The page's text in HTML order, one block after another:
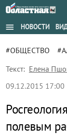
menu НОВОСТИ
#ОБЩЕСТВО
Текст: Елена
09.12.2015 17:00
полевым